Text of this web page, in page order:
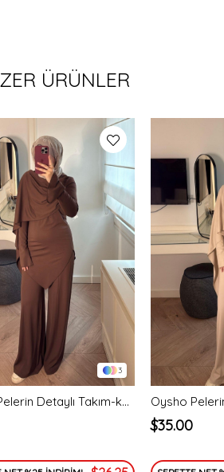
ÜRÜNLER
3
Oysho Pelerin Detaylı Takım-kahve Oysho
$35.00